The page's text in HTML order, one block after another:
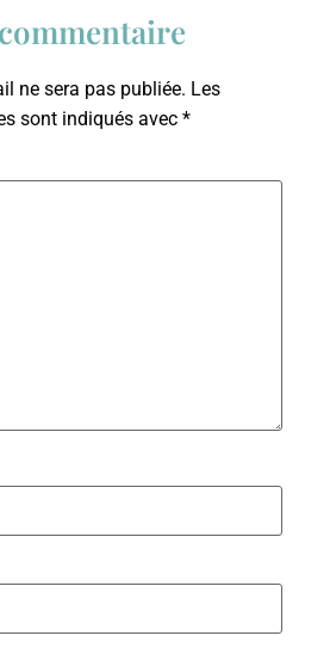
ne sera pas publiée. Les
sont indiqués avec *